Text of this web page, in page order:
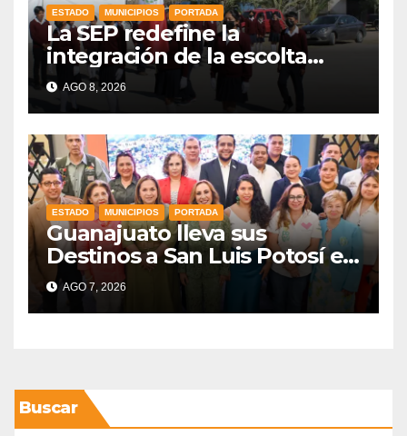
ESTADO MUNICIPIOS PORTADA
La SEP redefine la
integración de la escolta
escolar prioritando la
inclusión
AGO 8, 2026
ESTADO MUNICIPIOS PORTADA
Guanajuato lleva sus
Destinos a San Luis Potosí en
vísperas de la FENAPO
AGO 7, 2026
Buscar